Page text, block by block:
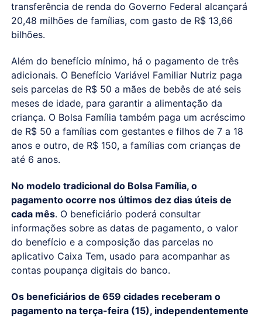
transferência de renda do Governo Federal alcançará
20,48 milhões de famílias, com gasto de R$ 13,66
bilhões.
Além do benefício mínimo, há o pagamento de três
adicionais. O Benefício Variável Familiar Nutriz paga
seis parcelas de R$ 50 a mães de bebês de até seis
meses de idade, para garantir a alimentação da
criança. O Bolsa Família também paga um acréscimo
de R$ 50 a famílias com gestantes e filhos de 7 a 18
anos e outro, de R$ 150, a famílias com crianças de
até 6 anos.
No modelo tradicional do Bolsa Família, o
pagamento ocorre nos últimos dez dias úteis de
cada mês. O beneficiário poderá consultar
informações sobre as datas de pagamento, o valor
do benefício e a composição das parcelas no
aplicativo Caixa Tem, usado para acompanhar as
contas poupança digitais do banco.
Os beneficiários de 659 cidades receberam o
pagamento na terça-feira (15), independentemente